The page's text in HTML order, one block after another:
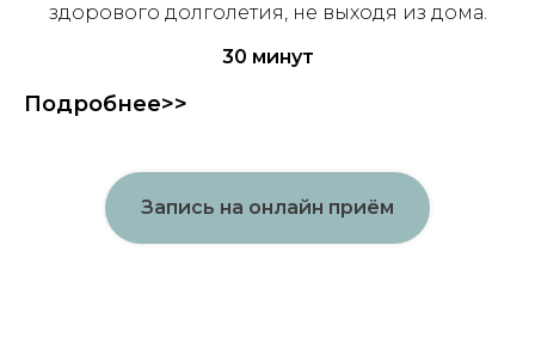
здорового долголетия, не выходя из дома.
30 минут
Подробнее>>
Запись на онлайн приём